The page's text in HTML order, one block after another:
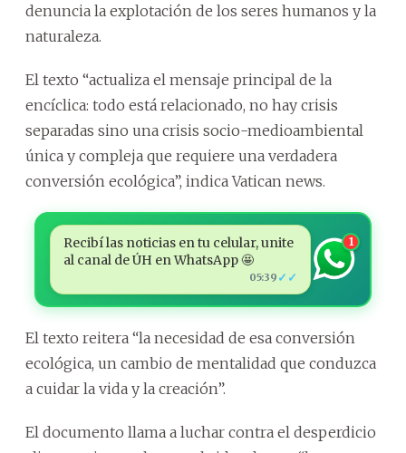
denuncia la explotación de los seres humanos y la
naturaleza.
El texto “actualiza el mensaje principal de la
encíclica: todo está relacionado, no hay crisis
separadas sino una crisis socio-medioambiental
única y compleja que requiere una verdadera
conversión ecológica”, indica Vatican news.
Recibí las noticias en tu celular, unite
al canal de ÚH en WhatsApp 🤩
05:39 ✓✓
1
El texto reitera “la necesidad de esa conversión
ecológica, un cambio de mentalidad que conduzca
a cuidar la vida y la creación”.
El documento llama a luchar contra el desperdicio